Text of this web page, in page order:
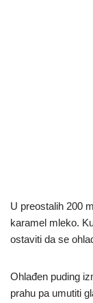
U preostalih 200
karamel mleko.
ostaviti da se
Ohlađen puding
prahu pa umutiti